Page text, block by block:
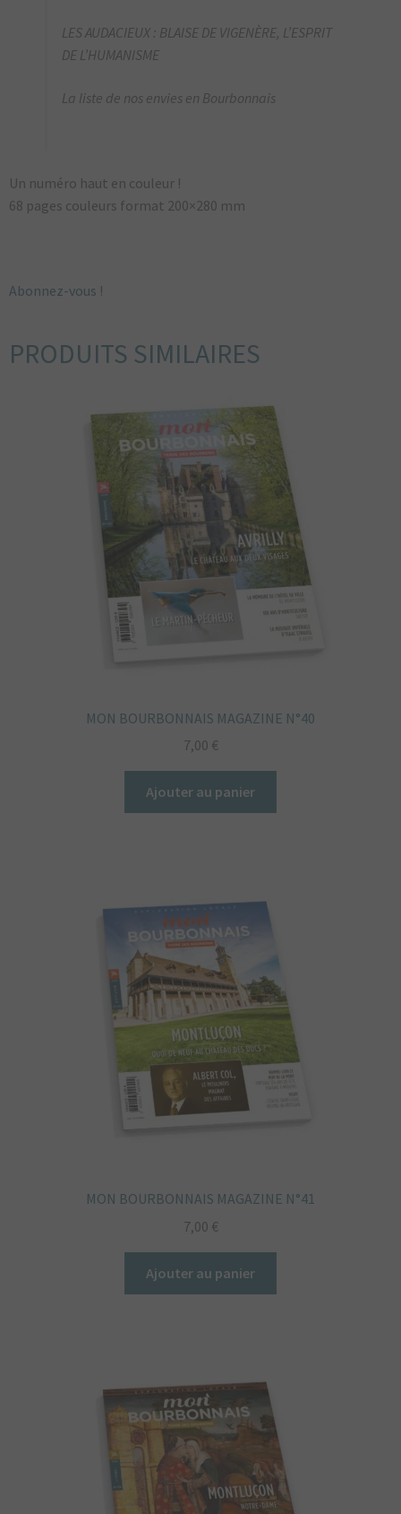
LES AUDACIEUX : BLAISE DE VIGENÈRE, L’ESPRIT
DE L’HUMANISME
La liste de nos envies en Bourbonnais
Un numéro haut en couleur !
68 pages couleurs format 200×280 mm
Abonnez-vous !
PRODUITS SIMILAIRES
MON BOURBONNAIS MAGAZINE N°40
7,00 €
Ajouter au panier
MON BOURBONNAIS MAGAZINE N°41
7,00 €
Ajouter au panier